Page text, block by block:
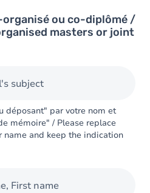
ou co-diplômé /
masters or joint
subject
déposant" par votre nom et
mémoire" / Please replace
name and keep the indication
First name